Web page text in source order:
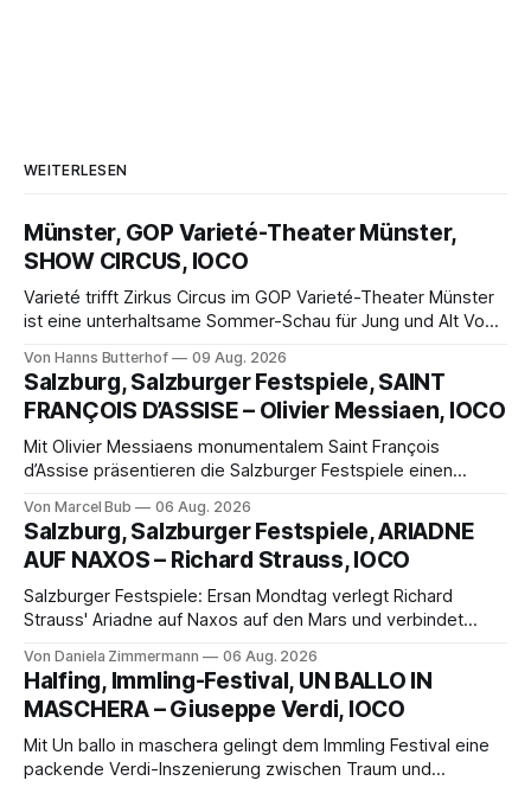
WEITERLESEN
Münster, GOP Varieté-Theater Münster,
SHOW CIRCUS, IOCO
Varieté trifft Zirkus Circus im GOP Varieté-Theater Münster
ist eine unterhaltsame Sommer-Schau für Jung und Alt Von
Münster der Vorhang zur neuen Show Circus hebt, erkundet
wohl auch eine junge Frau, wie es ist, wenn der Zirkus ins
Varieté kommt.
Von Hanns Butterhof 09 Aug. 2026
Salzburg, Salzburger Festspiele, SAINT
FRANÇOIS D’ASSISE – Olivier Messiaen, IOCO
Mit Olivier Messiaens monumentalem Saint François
d’Assise präsentieren die Salzburger Festspiele einen
eine bildgewaltige Inszenierung, Maxime Pascal entfaltet
die komplexe Partitur eindrucksvoll, Philippe Sly berührt als
Franziskus.
Von Marcel Bub 06 Aug. 2026
Salzburg, Salzburger Festspiele, ARIADNE
AUF NAXOS – Richard Strauss, IOCO
Salzburger Festspiele: Ersan Mondtag verlegt Richard
Strauss' Ariadne auf Naxos auf den Mars und verbindet
Aufführung mit starken Solisten und den Wiener
Philharmonikern, szenisch bleibt der zweite Akt jedoch
hinter den Erwartungen zurück.
Von Daniela Zimmermann 06 Aug. 2026
Halfing, Immling-Festival, UN BALLO IN
MASCHERA – Giuseppe Verdi, IOCO
Mit Un ballo in maschera gelingt dem Immling Festival eine
packende Verdi-Inszenierung zwischen Traum und